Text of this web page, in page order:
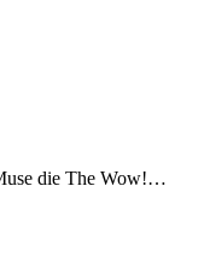
die The Wow!…